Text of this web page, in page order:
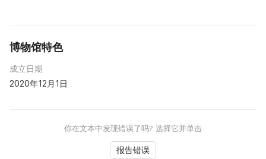
博物馆特色
成立日期
2020年12月1日
你在文本中发现错误了吗? 选择它并单击
报告错误